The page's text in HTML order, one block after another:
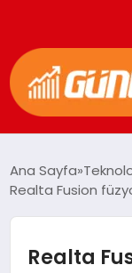
YAŞAM
Ana Sayfa
Realta Fusion
Realta